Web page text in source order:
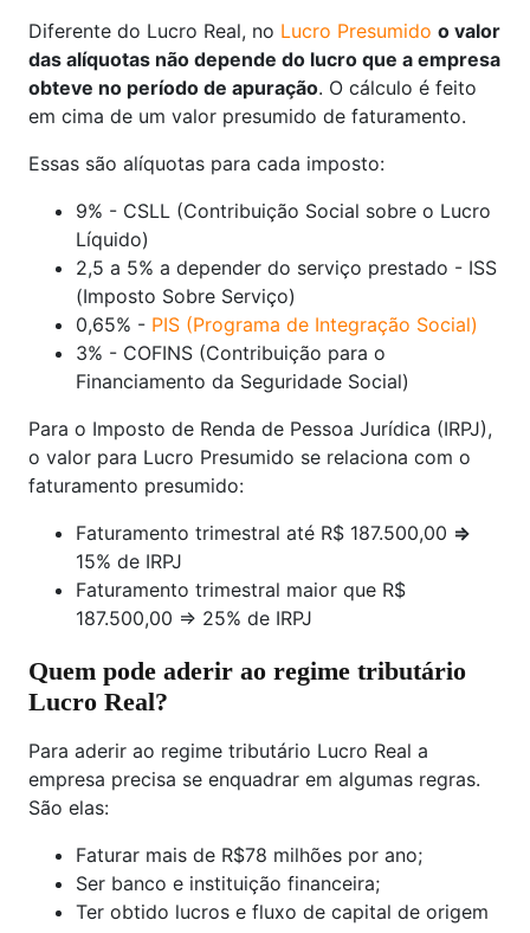
Diferente do Lucro Real, no Lucro Presumido o valor
das alíquotas não depende do lucro que a empresa
obteve no período de apuração. O cálculo é feito
em cima de um valor presumido de faturamento.
Essas são alíquotas para cada imposto:
9% - CSLL (Contribuição Social sobre o Lucro
Líquido)
2,5 a 5% a depender do serviço prestado - ISS
(Imposto Sobre Serviço)
0,65% - PIS (Programa de Integração Social)
3% - COFINS (Contribuição para o
Financiamento da Seguridade Social)
Para o Imposto de Renda de Pessoa Jurídica (IRPJ),
o valor para Lucro Presumido se relaciona com o
faturamento presumido:
Faturamento trimestral até R$ 187.500,00 =>
15% de IRPJ
Faturamento trimestral maior que R$
187.500,00 => 25% de IRPJ
Quem pode aderir ao regime tributário
Lucro Real?
Para aderir ao regime tributário Lucro Real a
empresa precisa se enquadrar em algumas regras.
São elas:
Faturar mais de R$78 milhões por ano;
Ser banco e instituição financeira;
Ter obtido lucros e fluxo de capital de origem